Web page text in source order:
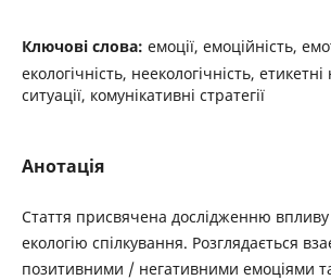
Ключові слова: емоції, емоційність,
екологічність, неекологічність,
ситуації, комунікативні стратегії
Анотація
Стаття присвячена дослідженню впливу
екологію спілкування. Розглядається
позитивними / негативними емоціями